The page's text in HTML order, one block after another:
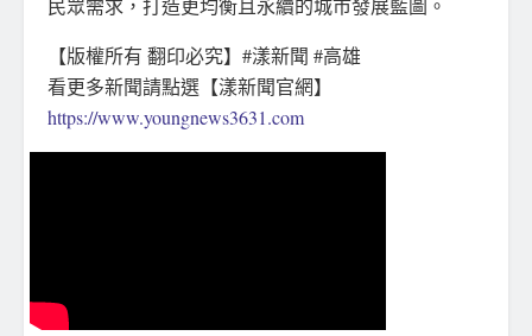
民眾需求，打造更均衡且永續的城市發展藍圖。
【版權所有 翻印必究】#漾新聞 #高雄
看更多新聞請點選【漾新聞官網】
https://www.youngnews3631.com